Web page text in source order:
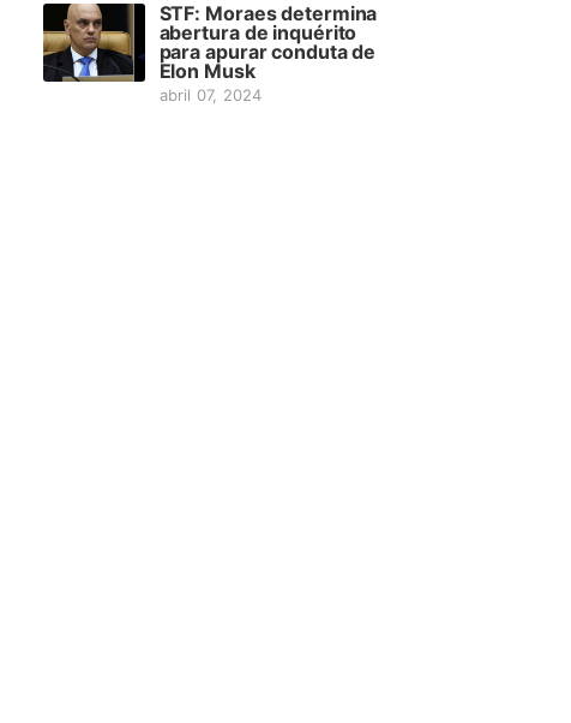
STF: Moraes determina
abertura de inquérito
para apurar conduta de
Elon Musk
abril 07, 2024